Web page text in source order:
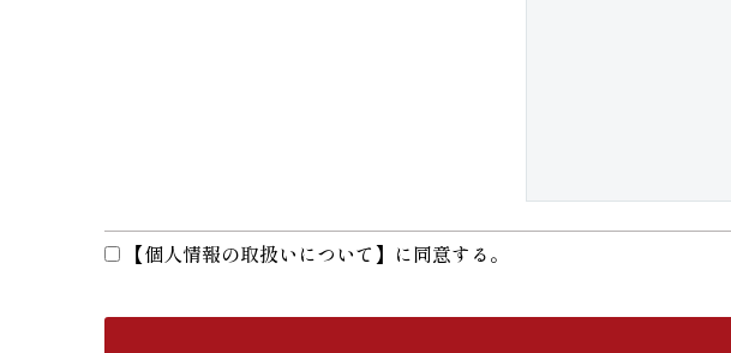
【個人情報の取扱いについて】に同意する。